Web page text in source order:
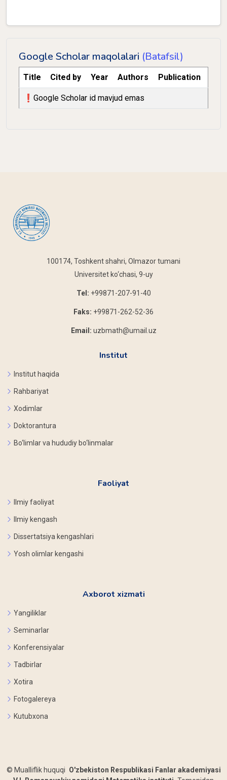
Google Scholar maqolalari (Batafsil)
Title Cited by Year Authors Publication
❗️Google Scholar id mavjud emas
100174, Toshkent shahri, Olmazor tumani
Universitet ko‘chasi, 9-uy
Tel: +99871-207-91-40
Faks: +99871-262-52-36
Email: uzbmath@umail.uz
Institut
Institut haqida
Rahbariyat
Xodimlar
Doktorantura
Bo‘limlar va hududiy bo‘linmalar
Faoliyat
Ilmiy faoliyat
Ilmiy kengash
Dissertatsiya kengashlari
Yosh olimlar kengashi
Axborot xizmati
Yangiliklar
Seminarlar
Konferensiyalar
Tadbirlar
Xotira
Fotogalereya
Kutubxona
© Mualliflik huquqi O'zbekiston Respublikasi Fanlar akademiyasi